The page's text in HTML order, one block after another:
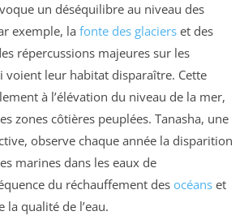
un déséquilibre au niveau des
exemple, la fonte des glaciers et des
répercussions majeures sur les
voient leur habitat disparaître. Cette
à l’élévation du niveau de la mer,
zones côtières peuplées. Tanasha, une
observe chaque année la disparition
marines dans les eaux de
du réchauffement des océans et
la qualité de l’eau.